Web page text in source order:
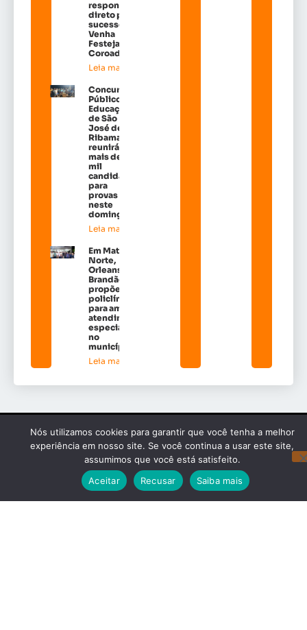
responsável
direto pelo
sucesso do
Venha
Festejar do
Coroadinho
Leia mais »
Concurso
Público da
Educação
de São
José de
Ribamar
reunirá
mais de 38
mil
candidatos
para
provas
neste
domingo
Leia mais »
Em Matões do
Norte,
Orleans
Brandão
propõe
policlínicas
para ampliar
atendimento
especializado
no
município*
Leia mais »
Confira esses números
incríveis
Nós utilizamos cookies para garantir que você tenha a melhor
experiência em nosso site. Se você continua a usar este site,
assumimos que você está satisfeito.
Aceitar
Recusar Saiba mais